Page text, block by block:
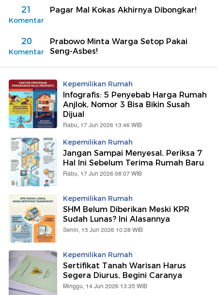
21
Komentar
Pagar Mal Kokas Akhirnya Dibongkar!
20
Komentar
Prabowo Minta Warga Setop Pakai
Seng-Asbes!
Kepemilikan Rumah
Infografis: 5 Penyebab Harga Rumah
Anjlok, Nomor 3 Bisa Bikin Susah
Dijual
Rabu, 17 Jun 2026 13:46 WIB
Kepemilikan Rumah
Jangan Sampai Menyesal, Periksa 7
Hal Ini Sebelum Terima Rumah Baru
Rabu, 17 Jun 2026 08:07 WIB
Kepemilikan Rumah
SHM Belum Diberikan Meski KPR
Sudah Lunas? Ini Alasannya
Senin, 15 Jun 2026 10:28 WIB
Kepemilikan Rumah
Sertifikat Tanah Warisan Harus
Segera Diurus, Begini Caranya
Minggu, 14 Jun 2026 13:35 WIB